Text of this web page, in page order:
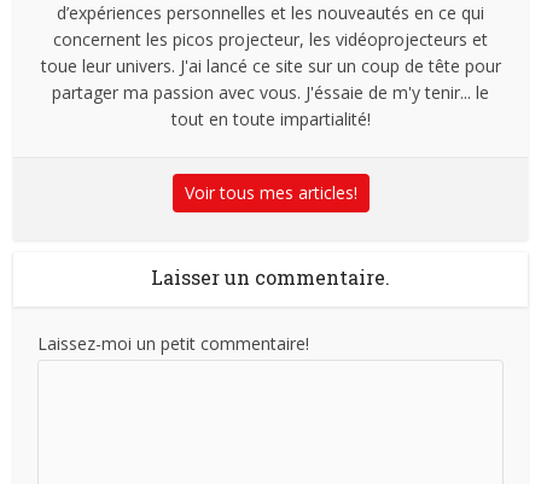
d’expériences personnelles et les nouveautés en ce qui
concernent les picos projecteur, les vidéoprojecteurs et
toue leur univers. J'ai lancé ce site sur un coup de tête pour
partager ma passion avec vous. J'éssaie de m'y tenir... le
tout en toute impartialité!
Voir tous mes articles!
Laisser un commentaire.
Laissez-moi un petit commentaire!